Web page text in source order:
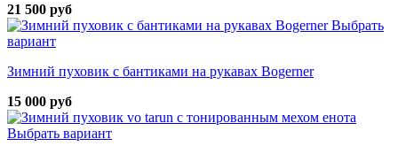
21 500 руб
Выбрать
вариант
Зимний пуховик с бантиками на рукавах Bogerner
15 000 руб
Выбрать вариант